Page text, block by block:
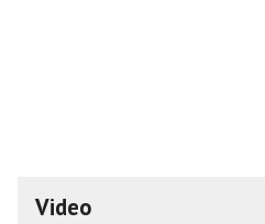
Video